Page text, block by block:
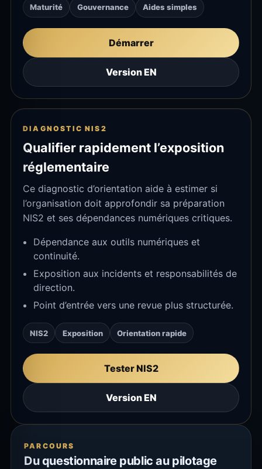
Maturité Gouvernance Aides simples
Démarrer
Version EN
DIAGNOSTIC NIS2
Qualifier rapidement l’exposition
réglementaire
Ce diagnostic d’orientation aide à estimer si
l’organisation doit approfondir sa préparation
NIS2 et ses dépendances numériques critiques.
Dépendance aux outils numériques et
continuité.
Exposition aux incidents et responsabilités de
direction.
Point d’entrée vers une revue plus structurée.
NIS2 Exposition Orientation rapide
Tester NIS2
Version EN
PARCOURS
Du questionnaire public au pilotage